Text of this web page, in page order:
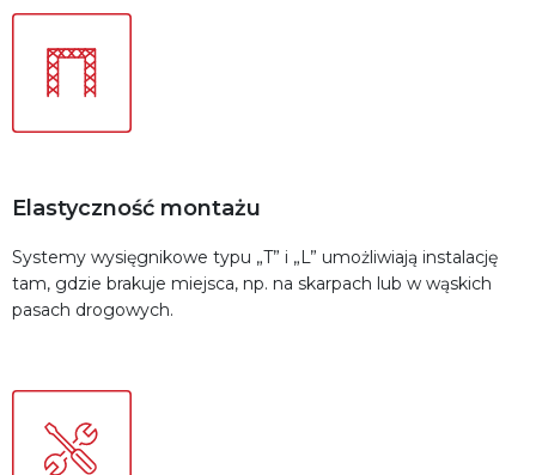
Elastyczność montażu
Systemy wysięgnikowe typu „T” i „L” umożliwiają instalację
tam, gdzie brakuje miejsca, np. na skarpach lub w wąskich
pasach drogowych.